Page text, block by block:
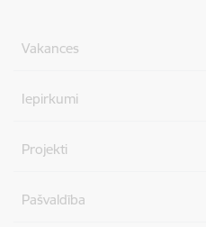
Vakances
Iepirkumi
Projekti
Pašvaldība